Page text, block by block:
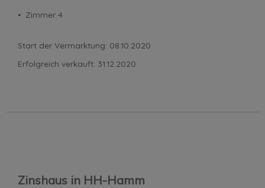
⦁ Zimmer 4
Start der Vermarktung: 08.10.2020
Erfolgreich verkauft: 31.12.2020
Zinshaus in HH-Hamm